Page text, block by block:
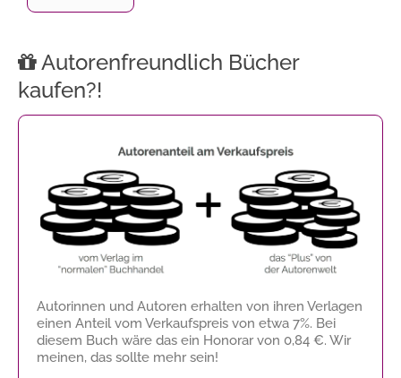
Autorenfreundlich Bücher
kaufen?!
Autorinnen und Autoren erhalten von ihren Verlagen
einen Anteil vom Verkaufspreis von etwa 7%. Bei
diesem Buch wäre das ein Honorar von 0,84 €. Wir
meinen, das sollte mehr sein!